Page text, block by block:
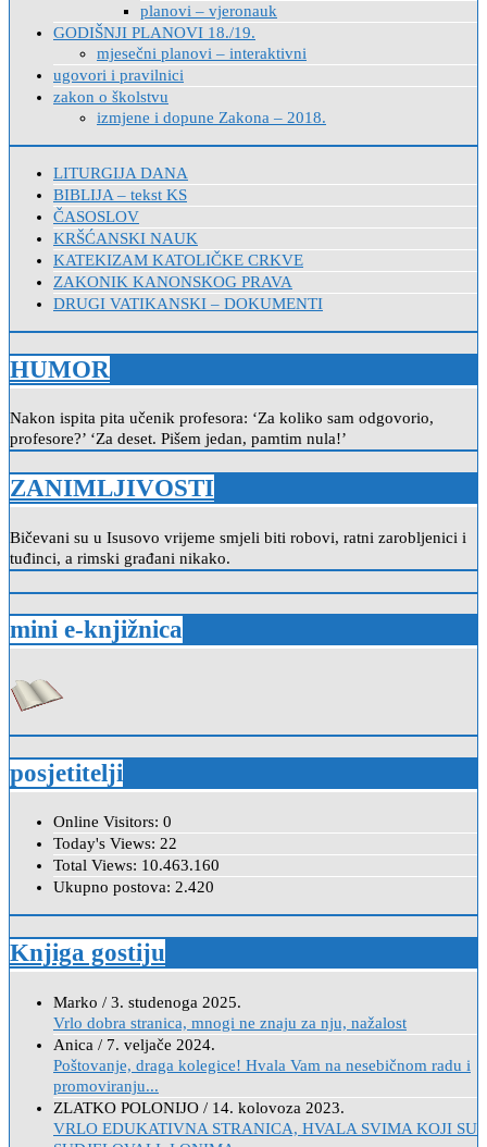
planovi – vjeronauk
GODIŠNJI PLANOVI 18./19.
mjesečni planovi – interaktivni
ugovori i pravilnici
zakon o školstvu
izmjene i dopune Zakona – 2018.
LITURGIJA DANA
BIBLIJA – tekst KS
ČASOSLOV
KRŠĆANSKI NAUK
KATEKIZAM KATOLIČKE CRKVE
ZAKONIK KANONSKOG PRAVA
DRUGI VATIKANSKI – DOKUMENTI
HUMOR
Nakon ispita pita učenik profesora: ‘Za koliko sam odgovorio,
profesore?’ ‘Za deset. Pišem jedan, pamtim nula!’
ZANIMLJIVOSTI
Bičevani su u Isusovo vrijeme smjeli biti robovi, ratni zarobljenici i
tuđinci, a rimski građani nikako.
mini e-knjižnica
posjetitelji
Online Visitors: 0
Today's Views: 22
Total Views: 10.463.160
Ukupno postova: 2.420
Knjiga gostiju
Marko / 3. studenoga 2025.
Vrlo dobra stranica, mnogi ne znaju za nju, nažalost
Anica / 7. veljače 2024.
Poštovanje, draga kolegice! Hvala Vam na nesebičnom radu i
promoviranju...
ZLATKO POLONIJO / 14. kolovoza 2023.
VRLO EDUKATIVNA STRANICA, HVALA SVIMA KOJI SU